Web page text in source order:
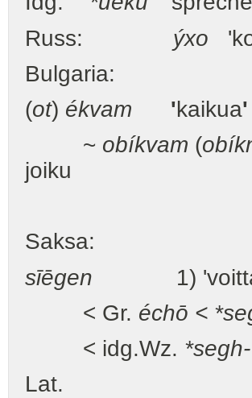
Russ: ýxo
Bulgaria:
(ot) ékvam 'kaikua'
~ obíkvam (
joiku
Saksa:
sīēgen 1) 'voittaa
< Gr. échō <
< idg.Wz. *segh-
Lat.